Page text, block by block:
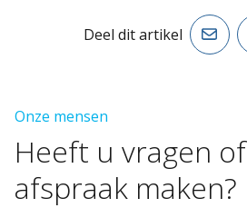
Deel dit artikel
Onze mensen
Heeft u vragen of
afspraak maken?